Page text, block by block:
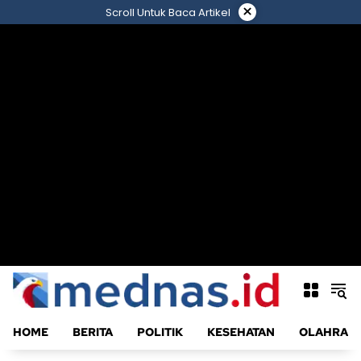
ke
Scroll Untuk Baca Artikel ×
HOME BERITA POLITIK KESEHATAN